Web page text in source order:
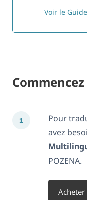
Voir le
Pour
avez
POZENA.
Acheter